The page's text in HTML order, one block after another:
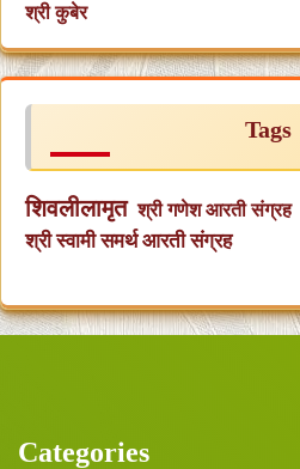
श्री कुबेर
Tags
शिवलीलामृत श्री गणेश आरती संग्रह
श्री स्वामी समर्थ आरती संग्रह
Categories